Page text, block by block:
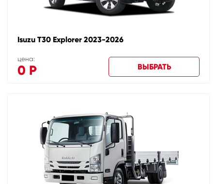
Isuzu T30 Explorer 2023-2026
цена:
0 Р ВЫБРАТЬ